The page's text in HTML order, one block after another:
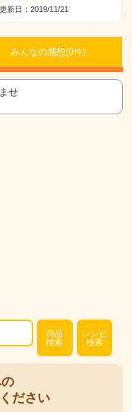
新日：2019/11/21
みんなの感想(0件)
せ
商品
検索
レシピ
検索
ださい